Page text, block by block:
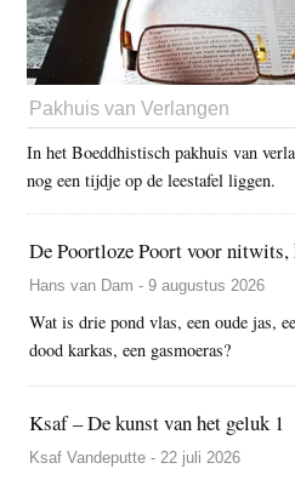
Pakhuis van Verlangen
In het Boeddhistisch pakhuis van
nog een tijdje op de leestafel liggen.
De Poortloze Poort voor nitwits,
Hans van Dam - 9 augustus 2026
Wat is drie pond vlas, een oude jas,
dood karkas, een gasmoeras?
Ksaf – De kunst van het geluk 1
Ksaf Vandeputte - 22 juli 2026